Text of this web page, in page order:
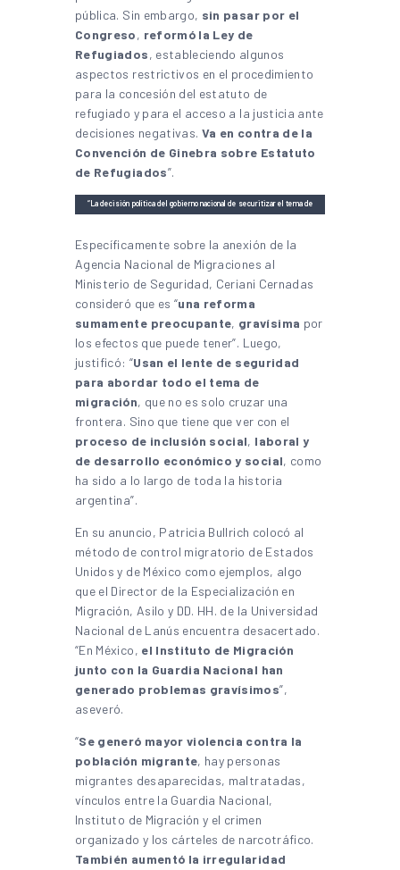
pública. Sin embargo, sin pasar por el
Congreso, reformó la Ley de
Refugiados, estableciendo algunos
aspectos restrictivos en el procedimiento
para la concesión del estatuto de
refugiado y para el acceso a la justicia ante
decisiones negativas. Va en contra de la
Convención de Ginebra sobre Estatuto
de Refugiados”.
“La decisión política del gobierno nacional de securitizar el tema de
Específicamente sobre la anexión de la
Agencia Nacional de Migraciones al
Ministerio de Seguridad, Ceriani Cernadas
consideró que es “una reforma
sumamente preocupante, gravísima por
los efectos que puede tener”. Luego,
justificó: “Usan el lente de seguridad
para abordar todo el tema de
migración, que no es solo cruzar una
frontera. Sino que tiene que ver con el
proceso de inclusión social, laboral y
de desarrollo económico y social, como
ha sido a lo largo de toda la historia
argentina”.
En su anuncio, Patricia Bullrich colocó al
método de control migratorio de Estados
Unidos y de México como ejemplos, algo
que el Director de la Especialización en
Migración, Asilo y DD. HH. de la Universidad
Nacional de Lanús encuentra desacertado.
“En México, el Instituto de Migración
junto con la Guardia Nacional han
generado problemas gravísimos”,
aseveró.
“Se generó mayor violencia contra la
población migrante, hay personas
migrantes desaparecidas, maltratadas,
vínculos entre la Guardia Nacional,
Instituto de Migración y el crimen
organizado y los cárteles de narcotráfico.
También aumentó la irregularidad